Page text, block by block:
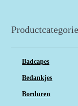
Badcapes
Bedankjes
Borduren